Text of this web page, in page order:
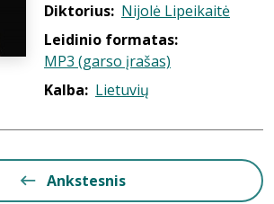
Diktorius: Nijolė Lipeikaitė
Leidinio formatas:
MP3 (garso įrašas)
Kalba: Lietuvių
Ankstesnis